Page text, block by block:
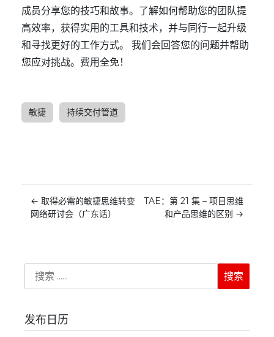
成员分享您的技巧和故事。了解如何帮助您的团队提
高效率，获得实用的工具和技术，并与同行一起升级
和寻找更好的工作方式。 我们会回答您的问题并帮助
您应对挑战。费用全免！
敏捷 持续交付管道
← 取得必需的敏捷思维转变
网络研讨会（广东话）
TAE：第 21 集 – 项目思维
和产品思维的区别 →
发布日历